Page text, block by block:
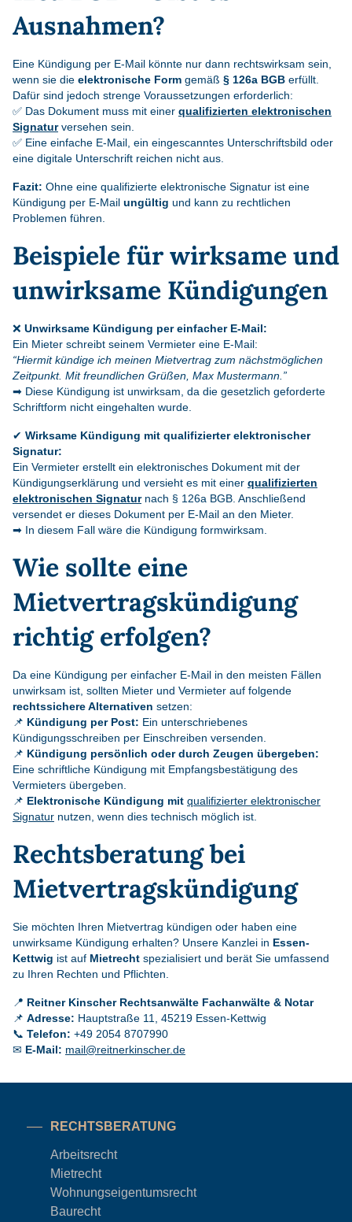
Ausnahmen?
Eine Kündigung per E-Mail könnte nur dann rechtswirksam sein,
wenn sie die elektronische Form gemäß § 126a BGB erfüllt.
Dafür sind jedoch strenge Voraussetzungen erforderlich:
✅ Das Dokument muss mit einer qualifizierten elektronischen
Signaturversehen sein.
✅ Eine einfache E-Mail, ein eingescanntes Unterschriftsbild oder
eine digitale Unterschrift reichen nicht aus.
Fazit: Ohne eine qualifizierte elektronische Signatur ist eine
Kündigung per E-Mail ungültig und kann zu rechtlichen
Problemen führen.
Beispiele für wirksame und
unwirksame Kündigungen
❌ Unwirksame Kündigung per einfacher E-Mail:
Ein Mieter schreibt seinem Vermieter eine E-Mail:
“Hiermit kündige ich meinen Mietvertrag zum nächstmöglichen
Zeitpunkt. Mit freundlichen Grüßen, Max Mustermann.”
➡ Diese Kündigung ist unwirksam, da die gesetzlich geforderte
Schriftform nicht eingehalten wurde.
✔ Wirksame Kündigung mit qualifizierter elektronischer
Signatur:
Ein Vermieter erstellt ein elektronisches Dokument mit der
Kündigungserklärung und versieht es mit einer qualifizierten
elektronischen Signaturnach § 126a BGB. Anschließend
versendet er dieses Dokument per E-Mail an den Mieter.
➡ In diesem Fall wäre die Kündigung formwirksam.
Wie sollte eine
Mietvertragskündigung
richtig erfolgen?
Da eine Kündigung per einfacher E-Mail in den meisten Fällen
unwirksam ist, sollten Mieter und Vermieter auf folgende
rechtssichere Alternativen setzen:
📌 Kündigung per Post: Ein unterschriebenes
Kündigungsschreiben per Einschreiben versenden.
📌 Kündigung persönlich oder durch Zeugen übergeben:
Eine schriftliche Kündigung mit Empfangsbestätigung des
Vermieters übergeben.
📌 Elektronische Kündigung mit qualifizierter elektronischer
Signatur nutzen, wenn dies technisch möglich ist.
Rechtsberatung bei
Mietvertragskündigung
Sie möchten Ihren Mietvertrag kündigen oder haben eine
unwirksame Kündigung erhalten? Unsere Kanzlei in Essen-
Kettwig ist auf Mietrecht spezialisiert und berät Sie umfassend
zu Ihren Rechten und Pflichten.
📍 Reitner Kinscher Rechtsanwälte Fachanwälte & Notar
📌 Adresse: Hauptstraße 11, 45219 Essen-Kettwig
📞 Telefon: +49 2054 8707990
✉ E-Mail: mail@reitnerkinscher.de
RECHTSBERATUNG
Arbeitsrecht
Mietrecht
Wohnungseigentumsrecht
Baurecht